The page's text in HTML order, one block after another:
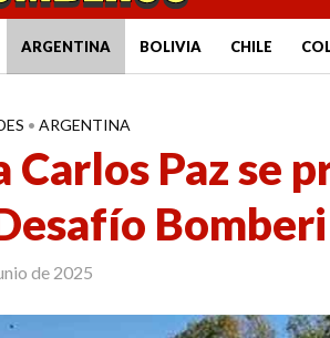
ARGENTINA BOLIVIA CHILE
• ARGENTINA
Paz se
de 2025